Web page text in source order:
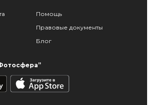
Помощь
Правовые документы
Блог